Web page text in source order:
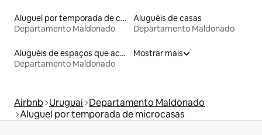
Aluguel por temporada de casas arredondadas
Departamento Maldonado
Aluguéis de casas
Departamento Maldonado
Aluguéis de espaços que aceitam animais de estimação
Departamento Maldonado
Mostrar mais
Airbnb Uruguai Departamento Maldonado
Aluguel por temporada de microcasas